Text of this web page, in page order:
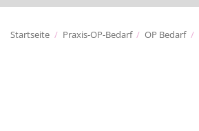
Startseite / Praxis-OP-Bedarf / OP Bedarf /